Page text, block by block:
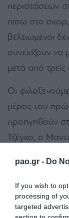
pao.gr - Do
If you wish to
processing of
targeted
περιστάσεων
πίσω στο
βελτιωμένοι
συνεχίζουν να
μετά από
Οι
μέρος του
προηγηθούν
Τζέγκο, ο
έστειλε την
δύο ακόμα
διπλασιάσει
απειλητική